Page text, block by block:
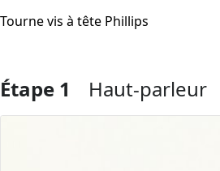
Tourne vis à tête Phillips
Étape 1 Haut-parleur